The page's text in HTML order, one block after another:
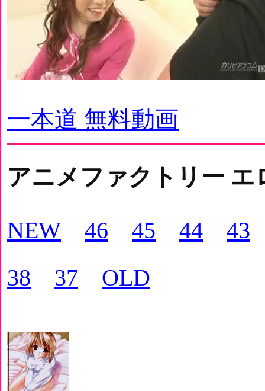
一本道 無料動画
アニメファクトリー
NEW
46 45 44
43
38
37 OLD